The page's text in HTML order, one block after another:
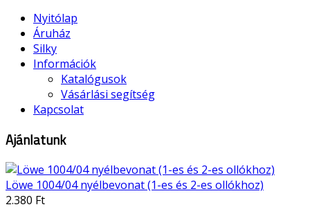
Nyitólap
Áruház
Silky
Információk
Katalógusok
Vásárlási segítség
Kapcsolat
Ajánlatunk
Löwe 1004/04 nyélbevonat (1-es és 2-es ollókhoz)
2.380 Ft